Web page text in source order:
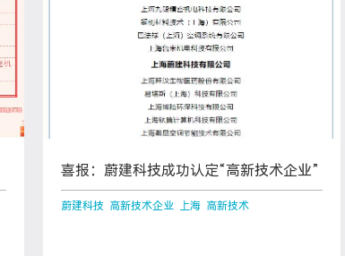
喜报：蔚建科技成功认定“高新技术企业”
蔚建科技 高新技术企业 上海 高新技术